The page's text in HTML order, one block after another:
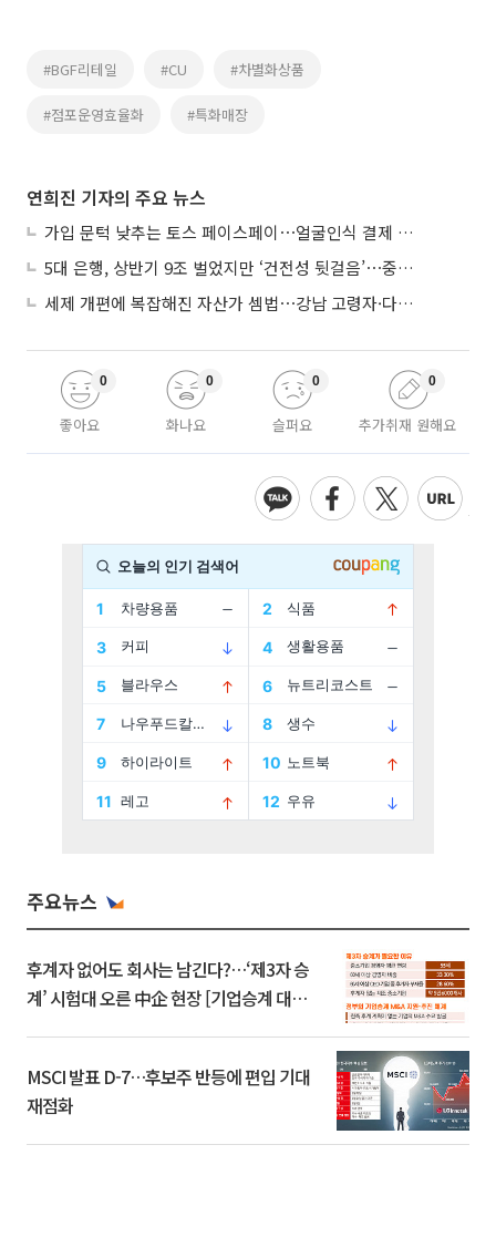
#BGF리테일 #CU #차별화상품
#점포운영효율화 #특화매장
연희진 기자의 주요 뉴스
가입 문턱 낮추는 토스 페이스페이⋯얼굴인식 결제 확산 속도낸다
5대 은행, 상반기 9조 벌었지만 ‘건전성 뒷걸음’⋯중기대출 문턱 높아지나
세제 개편에 복잡해진 자산가 셈법⋯강남 고령자·다주택자 ‘자산재편 고심’
좋아요
0
화나요
0
슬퍼요
0
추가취재 원해요
0
주요뉴스
후계자 없어도 회사는 남긴다?…‘제3자 승
계’ 시험대 오른 中企 현장 [기업승계 대전
MSCI 발표 D-7…후보주 반등에 편입 기대
재점화